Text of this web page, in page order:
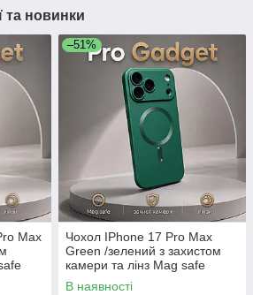
та новинки
Max
–51%
Чохол IPhone 17 Pro Max
Green /зелений з захистом
камери та лінз Mag safe
В наявності